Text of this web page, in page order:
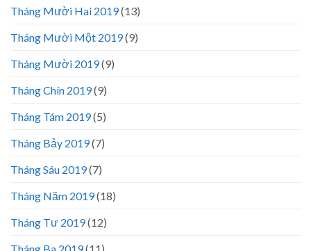
Tháng Mười Hai 2019(13)
Tháng Mười Một 2019(9)
Tháng Mười 2019(9)
Tháng Chín 2019(9)
Tháng Tám 2019(5)
Tháng Bảy 2019(7)
Tháng Sáu 2019(7)
Tháng Năm 2019(18)
Tháng Tư 2019(12)